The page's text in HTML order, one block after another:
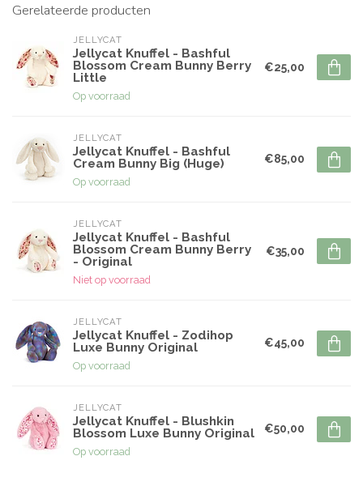
Gerelateerde producten
JELLYCAT
Jellycat Knuffel - Bashful
Blossom Cream Bunny Berry
Little
Op voorraad
€25,00
JELLYCAT
Jellycat Knuffel - Bashful
Cream Bunny Big (Huge)
Op voorraad
€85,00
JELLYCAT
Jellycat Knuffel - Bashful
Blossom Cream Bunny Berry
- Original
Niet op voorraad
€35,00
JELLYCAT
Jellycat Knuffel - Zodihop
Luxe Bunny Original
Op voorraad
€45,00
JELLYCAT
Jellycat Knuffel - Blushkin
Blossom Luxe Bunny Original
Op voorraad
€50,00